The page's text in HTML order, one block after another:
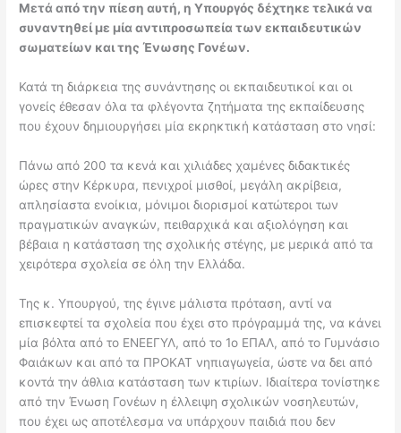
Μετά από την πίεση αυτή, η Υπουργός δέχτηκε τελικά να
συναντηθεί με μία αντιπροσωπεία των εκπαιδευτικών
σωματείων και της Ένωσης Γονέων.
Κατά τη διάρκεια της συνάντησης οι εκπαιδευτικοί και οι
γονείς έθεσαν όλα τα φλέγοντα ζητήματα της εκπαίδευσης
που έχουν δημιουργήσει μία εκρηκτική κατάσταση στο νησί:
Πάνω από 200 τα κενά και χιλιάδες χαμένες διδακτικές
ώρες στην Κέρκυρα, πενιχροί μισθοί, μεγάλη ακρίβεια,
απλησίαστα ενοίκια, μόνιμοι διορισμοί κατώτεροι των
πραγματικών αναγκών, πειθαρχικά και αξιολόγηση και
βέβαια η κατάσταση της σχολικής στέγης, με μερικά από τα
χειρότερα σχολεία σε όλη την Ελλάδα.
Της κ. Υπουργού, της έγινε μάλιστα πρόταση, αντί να
επισκεφτεί τα σχολεία που έχει στο πρόγραμμά της, να κάνει
μία βόλτα από το ΕΝΕΕΓΥΛ, από το 1ο ΕΠΑΛ, από το Γυμνάσιο
Φαιάκων και από τα ΠΡΟΚΑΤ νηπιαγωγεία, ώστε να δει από
κοντά την άθλια κατάσταση των κτιρίων. Ιδιαίτερα τονίστηκε
από την Ένωση Γονέων η έλλειψη σχολικών νοσηλευτών,
που έχει ως αποτέλεσμα να υπάρχουν παιδιά που δεν